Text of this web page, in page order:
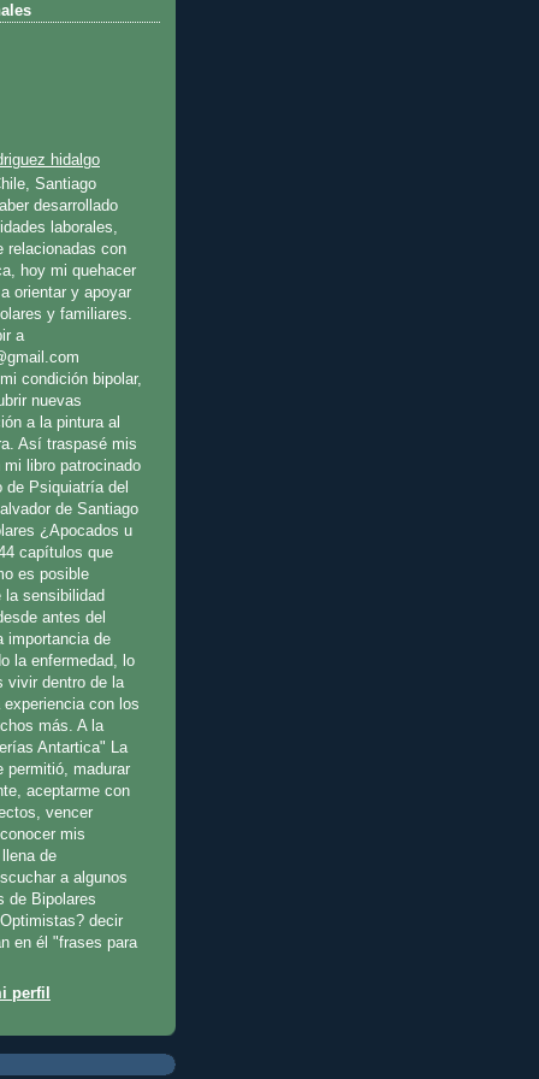
hidalgo
Santiago
desarrollado
laborales,
relacionadas con
hoy mi quehacer
orientar y apoyar
y familiares.
a
condición bipolar,
nuevas
a la pintura al
Así traspasé mis
mi libro patrocinado
de Psiquiatría del
de Santiago
¿Apocados u
capítulos que
es posible
la sensibilidad
antes del
importancia de
la enfermedad, lo
vivir dentro de la
experiencia con los
más. A la
Antartica" La
permitió, madurar
aceptarme con
vencer
mis
de
a algunos
de Bipolares
decir
en él "frases para
perfil